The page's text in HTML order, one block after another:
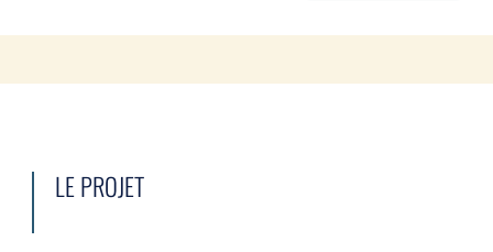
6 phases pour vous accompagner
LE PROJET